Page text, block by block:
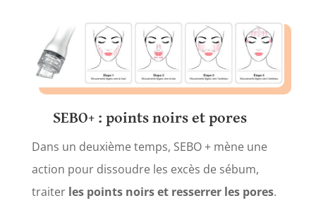
SEBO+ : points noirs et pores
Dans un deuxième temps, SEBO + mène une
action pour dissoudre les excès de sébum,
traiter les points noirs et resserrer les pores.